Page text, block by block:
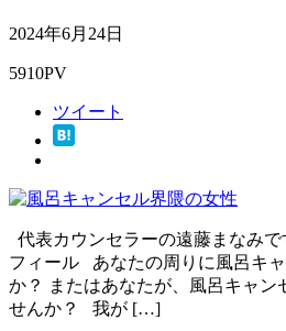
2024年6月24日
5910PV
ツイート
代表カウンセラーの遠藤まなみ
フィール あなたの周りに風呂キ
か？ またはあなたが、風呂キャン
せんか？ 我が […]